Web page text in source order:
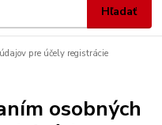
Hľadať
pre účely registrácie
osobných